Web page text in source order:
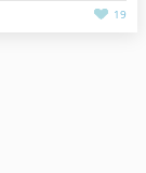
19